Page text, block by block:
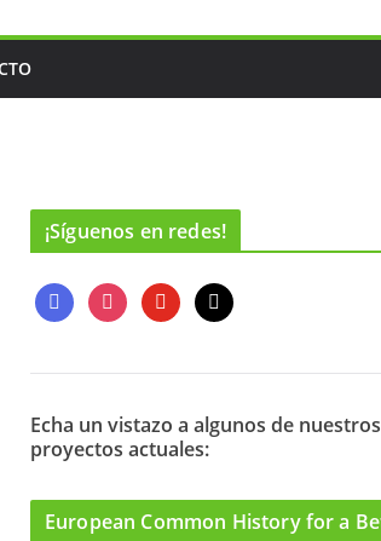
¡Síguenos en redes!
f
a
e
o
o
i
n
t
g
r
m
y
o
t
b
e
m
a
l
Echa un vistazo a algunos de nuestros
proyectos actuales:
European Common History for a